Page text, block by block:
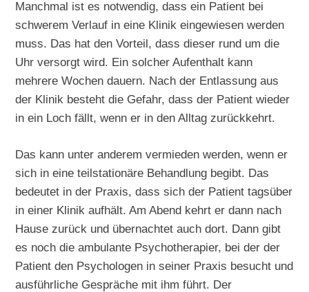
Manchmal ist es notwendig, dass ein Patient bei
schwerem Verlauf in eine Klinik eingewiesen werden
muss. Das hat den Vorteil, dass dieser rund um die
Uhr versorgt wird. Ein solcher Aufenthalt kann
mehrere Wochen dauern. Nach der Entlassung aus
der Klinik besteht die Gefahr, dass der Patient wieder
in ein Loch fällt, wenn er in den Alltag zurückkehrt.
Das kann unter anderem vermieden werden, wenn er
sich in eine teilstationäre Behandlung begibt. Das
bedeutet in der Praxis, dass sich der Patient tagsüber
in einer Klinik aufhält. Am Abend kehrt er dann nach
Hause zurück und übernachtet auch dort. Dann gibt
es noch die ambulante Psychotherapier, bei der der
Patient den Psychologen in seiner Praxis besucht und
ausführliche Gespräche mit ihm führt. Der